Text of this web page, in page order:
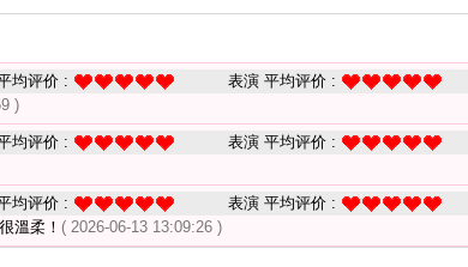
均评价 : 表演 平均评价 :
)
均评价 : 表演 平均评价 :
均评价 : 表演 平均评价 :
溫柔！ ( 2026-06-13 13:09:26 )